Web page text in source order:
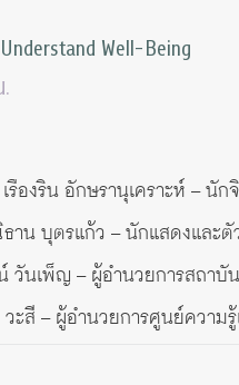
Well-Being
.
องริน อักษรานุเคราะห์ – นั
น บุตรแก้ว – นักแสดงและตั
นเพ็ญ – ผู้อำนวยการสถาบั
ะสี – ผู้อำนวยการศูนย์ความ